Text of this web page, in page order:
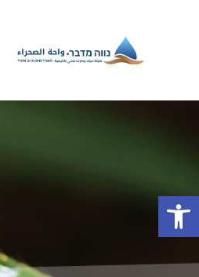
פתח סרגל נגישות